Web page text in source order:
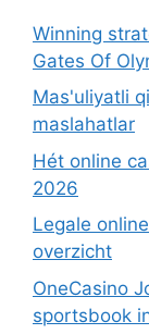
Winning
Gates Of
Mas'uliyatli
maslahatlar
Hét online
2026
Legale
overzicht
OneCasino
sportsbook